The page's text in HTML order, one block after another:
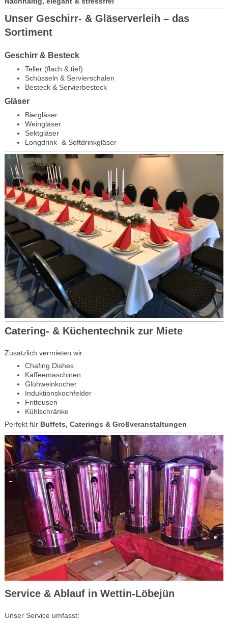
Unser Geschirr- & Gläserverleih – das
Sortiment
Geschirr & Besteck
Teller (flach & tief)
Schüsseln & Servierschalen
Besteck & Servierbesteck
Gläser
Biergläser
Weingläser
Sektgläser
Longdrink- & Softdrinkgläser
Catering- & Küchentechnik zur Miete
Zusätzlich vermieten wir:
Chafing Dishes
Kaffeemaschinen
Glühweinkocher
Induktionskochfelder
Fritteusen
Kühlschränke
Perfekt für Buffets, Caterings & Großveranstaltungen
Service & Ablauf in Wettin-Löbejün
Unser Service umfasst: